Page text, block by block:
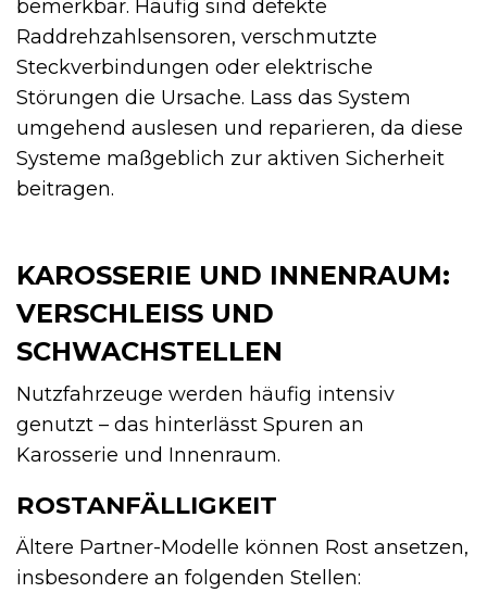
bemerkbar. Häufig sind defekte
Raddrehzahlsensoren, verschmutzte
Steckverbindungen oder elektrische
Störungen die Ursache. Lass das System
umgehend auslesen und reparieren, da diese
Systeme maßgeblich zur aktiven Sicherheit
beitragen.
KAROSSERIE UND INNENRAUM:
VERSCHLEISS UND S
CHWACHSTELLEN
Nutzfahrzeuge werden häufig intensiv
genutzt – das hinterlässt Spuren an
Karosserie und Innenraum.
ROSTANFÄLLIGKEIT
Ältere Partner-Modelle können Rost ansetzen,
insbesondere an folgenden Stellen: